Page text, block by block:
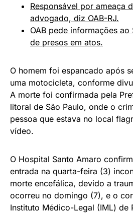
Responsável por ameaça
advogado, diz OAB-RJ.
OAB pede informações
de presos em atos.
O homem foi espancado após
uma motocicleta, conforme
A morte foi confirmada pela
litoral de São Paulo, onde o
pessoa que estava no local
vídeo.
O Hospital Santo Amaro
entrada na quarta-feira (3)
morte encefálica, devido a
ocorreu no domingo (7), e o
Instituto Médico-Legal (IML) de